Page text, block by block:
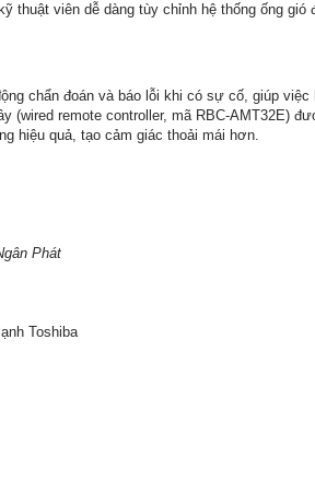
thuật viên dễ dàng tùy chỉnh hệ thống ống
chẩn đoán và báo lỗi khi có sự cố, giúp
remote controller, mã RBC-AMT32E)
hiệu quả, tạo cảm giác thoải mái hơn.
Phát
Toshiba